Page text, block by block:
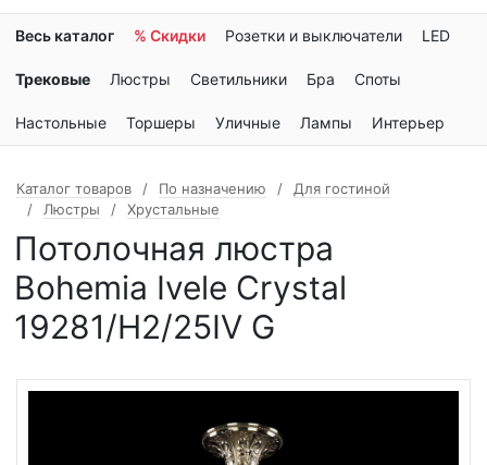
Весь каталог % Скидки Розетки и выключатели LED
Трековые Люстры Светильники Бра Споты
Настольные Торшеры Уличные Лампы Интерьер
Каталог товаров По назначению
Для гостиной
Люстры
Хрустальные
Потолочная люстра
Bohemia Ivele Crystal
19281/H2/25IV G